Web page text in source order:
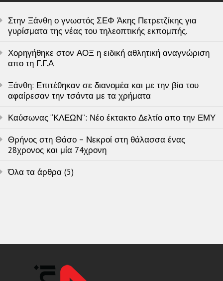
Στην Ξάνθη ο γνωστός ΣΕΦ Άκης Πετρετζίκης για
γυρίσματα της νέας του τηλεοπτικής εκπομπής.
Χορηγήθηκε στον ΑΟΞ η ειδική αθλητική αναγνώριση
απο τη Γ.Γ.Α
Ξάνθη: Επιτέθηκαν σε διανομέα και με την βία του
αφαίρεσαν την τσάντα με τα χρήματα
Καύσωνας “ΚΛΕΩΝ”: Νέο έκτακτο Δελτίο απο την ΕΜΥ
Θρήνος στη Θάσο – Νεκροί στη θάλασσα ένας
28χρονος και μία 74χρονη
Όλα τα άρθρα (5)